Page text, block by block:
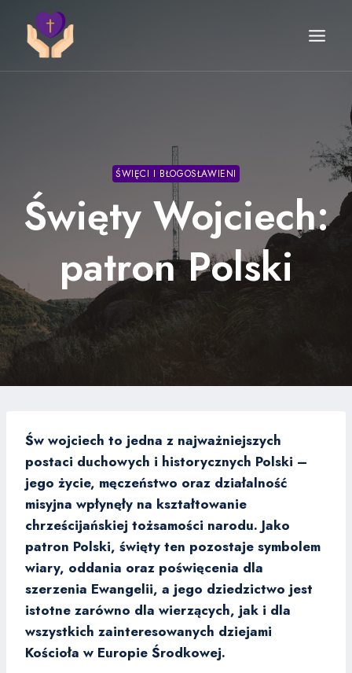
Przejdź
ŚWIĘCI I BŁOGOSŁAWIENI
Święty Wojciech:
patron Polski
Św wojciech to jedna z najważniejszych
postaci duchowych i historycznych Polski –
jego życie, męczeństwo oraz działalność
misyjna wpłynęły na kształtowanie
chrześcijańskiej tożsamości narodu. Jako
patron Polski, święty ten pozostaje symbolem
wiary, oddania oraz poświęcenia dla
szerzenia Ewangelii, a jego dziedzictwo jest
istotne zarówno dla wierzących, jak i dla
wszystkich zainteresowanych dziejami
Kościoła w Europie Środkowej.